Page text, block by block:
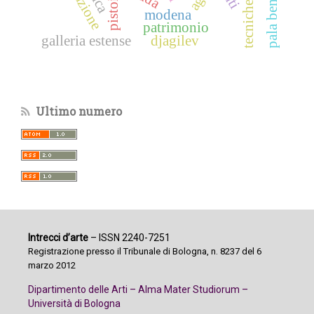
modena
pistoia
galleria estense
patrimonio
djagilev
Ultimo numero
Intrecci d’arte– ISSN 2240-7251
Registrazione presso il Tribunale di Bologna, n. 8237 del 6
marzo 2012
Dipartimento delle Arti – Alma Mater Studiorum –
Università di Bologna